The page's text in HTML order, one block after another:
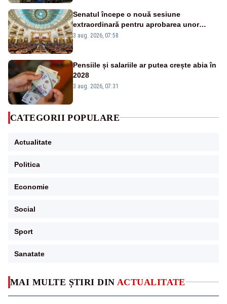
MAI MULTE ȘTIRI DIN ACTUALITATE
Senatul începe o nouă sesiune
extraordinară pentru aprobarea unor
jaloane din PNRR
3 aug. 2026, 07:58
Pensiile și salariile ar putea crește abia în
2028
3 aug. 2026, 07:31
CATEGORII POPULARE
Actualitate
Politica
Economie
Social
Sport
Sanatate